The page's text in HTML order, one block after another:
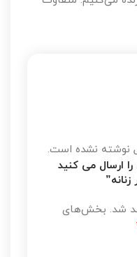
نوشته نشده است.
ارسال می کنید
شد. بخش‌های